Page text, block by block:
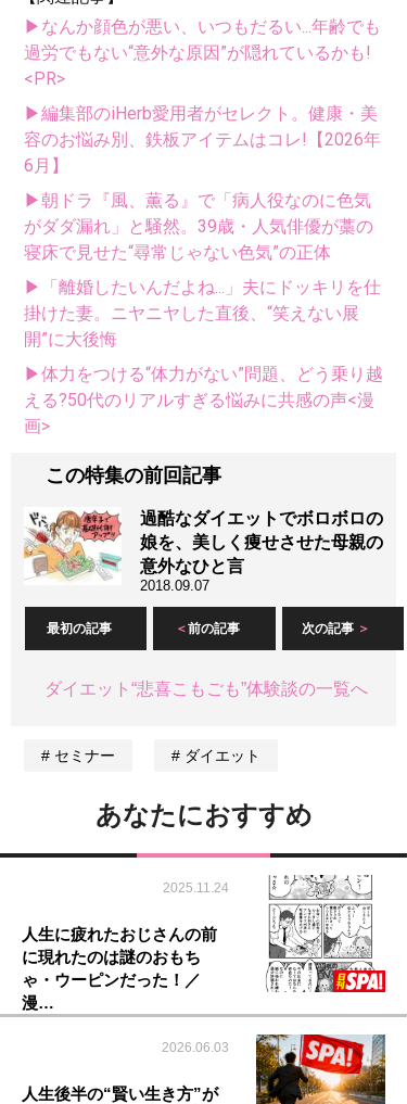
▶なんか顔色が悪い、いつもだるい...年齢でも
過労でもない“意外な原因”が隠れているかも!
<PR>
▶編集部のiHerb愛用者がセレクト。健康・美
容のお悩み別、鉄板アイテムはコレ!【2026年
6月】
▶朝ドラ『風、薫る』で「病人役なのに色気
がダダ漏れ」と騒然。39歳・人気俳優が藁の
寝床で見せた“尋常じゃない色気”の正体
▶「離婚したいんだよね...」夫にドッキリを仕
掛けた妻。ニヤニヤした直後、“笑えない展
開”に大後悔
▶体力をつける“体力がない”問題、どう乗り越
える?50代のリアルすぎる悩みに共感の声<漫
画>
この特集の前回記事
過酷なダイエットでボロボロの
娘を、美しく痩せさせた母親の
意外なひと言
2018.09.07
最初の記事 前の記事 次の記事
ダイエット“悲喜こもごも”体験談の一覧へ
セミナー ダイエット
あなたにおすすめ
2025.11.24
人生に疲れたおじさんの前
に現れたのは謎のおもち
ゃ・ウーピンだった！／
漫…
2026.06.03
人生後半の“賢い生き方”が